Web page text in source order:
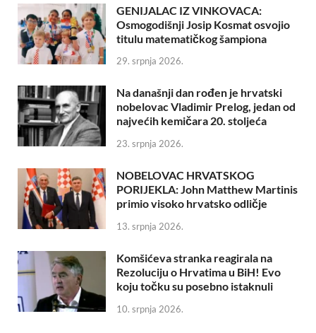
GENIJALAC IZ VINKOVACA:
Osmogodišnji Josip Kosmat osvojio
titulu matematičkog šampiona
29. srpnja 2026.
Na današnji dan rođen je hrvatski
nobelovac Vladimir Prelog, jedan od
najvećih kemičara 20. stoljeća
23. srpnja 2026.
NOBELOVAC HRVATSKOG
PORIJEKLA: John Matthew Martinis
primio visoko hrvatsko odličje
13. srpnja 2026.
Komšićeva stranka reagirala na
Rezoluciju o Hrvatima u BiH! Evo
koju točku su posebno istaknuli
10. srpnja 2026.